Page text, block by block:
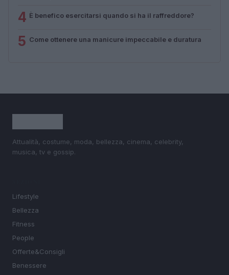
4 È benefico esercitarsi quando si ha il raffreddore?
5 Come ottenere una manicure impeccabile e duratura
Attualità, costume, moda, bellezza, cinema, celebrity,
musica, tv e gossip.
Lifestyle
Bellezza
Fitness
People
Offerte&Consigli
Benessere